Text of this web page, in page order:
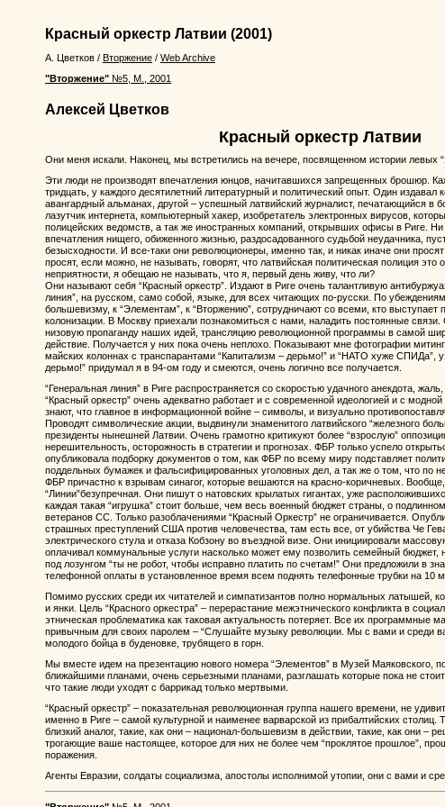
Красный оркестр Латвии (2001)
А. Цветков / Вторжение / Web Archive
"Вторжение" №5, М., 2001
Алексей Цветков
Красный оркестр Латвии
Они меня искали. Наконец, мы встретились на вечере, посвященном истории левых
Эти люди не производят впечатления юнцов, начитавшихся запрещенных брошюр.
тридцать, у каждого десятилетний литературный и политический опыт. Один
авангардный альманах, другой – успешный латвийский журналист, печатающийся в
лазутчик интернета, компьютерный хакер, изобретатель электронных вирусов,
полицейских ведомств, а так же иностранных компаний, открывших офисы в Риге. Ни
впечатления нищего, обиженного жизнью, раздосадованного судьбой неудачника,
безысходности. И все-таки они революционеры, именно так, и никак иначе они
просят, если можно, не называть, говорят, что латвийская политическая полиция это
неприятности, я обещаю не называть, что я, первый день живу, что ли?
Они называют себя “Красный оркестр”. Издают в Риге очень талантливую
линия”, на русском, само собой, языке, для всех читающих по-русски. По
большевизму, к “Элементам”, к “Вторжению”, сотрудничают со всеми, кто выступает
колонизации. В Москву приехали познакомиться с нами, наладить постоянные
низовую пропаганду наших идей, трансляцию революционной программы в самой
действие. Получается у них пока очень неплохо. Показывают мне фотографии
майских колоннах с транспарантами “Капитализм – дерьмо!” и “НАТО хуже СПИДа”,
дерьмо!” придумал я в 94-ом году и смеются, очень логично все получается.
“Генеральная линия” в Риге распространяется со скоростью удачного анекдота,
“Красный оркестр” очень адекватно работает и с современной идеологией и с
знают, что главное в информационной войне – символы, и визуально
Проводят символические акции, выдвинули знаменитого латвийского “железного
президенты нынешней Латвии. Очень грамотно критикуют более “взрослую”
нерешительность, осторожность в стратегии и прогнозах. ФБР только успело
опубликовала подборку документов о том, как ФБР по всему миру подставляет
поддельных бумажек и фальсифицированных уголовных дел, а так же о том, что по
ФБР причастно к взрывам синагог, которые вешаются на красно-коричневых.
“Линии”безупречная. Они пишут о натовских крылатых гигантах, уже
каждая такая “игрушка” стоит больше, чем весь военный бюджет страны, о
ветеранов СС. Только разоблачениями “Красный Оркестр” не ограничивается.
страшных преступлений США против человечества, там есть все, от убийства Че
электрического стула и отказа Кобзону во въездной визе. Они инициировали
оплачивал коммунальные услуги насколько может ему позволить семейный бюджет,
под лозунгом “ты не робот, чтобы исправно платить по счетам!” Они предложили в
телефонной оплаты в установленное время всем поднять телефонные трубки на 10
Помимо русских среди их читателей и симпатизантов полно нормальных латышей,
и янки. Цель “Красного оркестра” – перерастание межэтнического конфликта в
этническая проблематика как таковая актуальность потеряет. Все их программные
привычным для своих паролем – “Слушайте музыку революции. Мы с вами и среди
молодого бойца в буденовке, трубящего в горн.
Мы вместе идем на презентацию нового номера “Элементов” в Музей Маяковского,
ближайшими планами, очень серьезными планами, разглашать которые пока не
что такие люди уходят с баррикад только мертвыми.
“Красный оркестр” – показательная революционная группа нашего времени, не
именно в Риге – самой культурной и наименее варварской из прибалтийских
близкий аналог, такие, как они – национал-большевизм в действии, такие, как они –
трогающие ваше настоящее, которое для них не более чем “проклятое прошлое”,
поражения.
Агенты Евразии, солдаты социализма, апостолы исполнимой утопии, они с вами и